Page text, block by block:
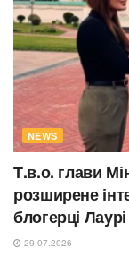
NEWS
Т.в.о. глави
розширене
блогерці
29.07.2026